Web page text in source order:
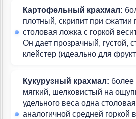
Картофельный крахмал:
плотный, скрипит при
столовая ложка с горкой
Он дает прозрачный, густой,
клейстер (идеально для
Кукурузный крахмал:
мягкий, шелковистый на
удельного веса одна
аналогичной средней горкой